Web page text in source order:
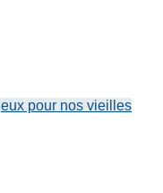
pour nos vieilles